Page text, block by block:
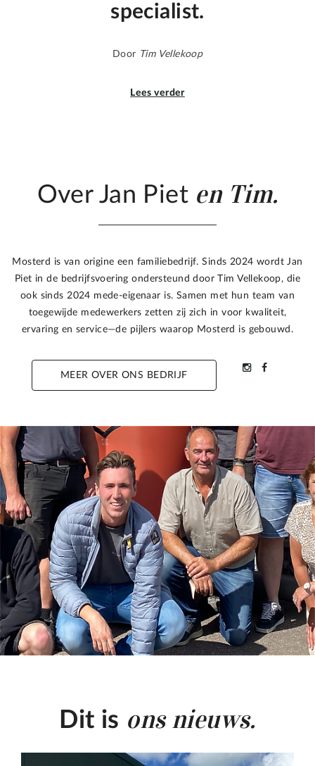
specialist.
Door Tim Vellekoop
Lees verder
Over Jan Piet en Tim.
Mosterd is van origine een familiebedrijf. Sinds 2024 wordt Jan
Piet in de bedrijfsvoering ondersteund door Tim Vellekoop, die
ook sinds 2024 mede-eigenaar is. Samen met hun team van
toegewijde medewerkers zetten zij zich in voor kwaliteit,
ervaring en service—de pijlers waarop Mosterd is gebouwd.
MEER OVER ONS BEDRIJF
Dit is ons nieuws.